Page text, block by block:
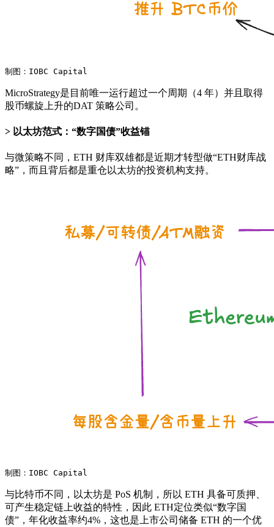
制图：IOBC Capital
MicroStrategy是目前唯一运行超过一个周期（4 年）并且取得
股币螺旋上升的DAT 策略公司。
以太坊范式：“数字国债”收益锚
与微策略不同，ETH 财库双雄都是近期才转型做“ETH财库战
略”，而且背后都是重仓以太坊的投资机构支持。
制图：IOBC Capital
与比特币不同，以太坊是 PoS 机制，所以 ETH 具备可质押、
可产生稳定链上收益的特性，因此 ETH定位类似“数字国
债”，年化收益率约4%，这也是上市公司储备 ETH 的一个优